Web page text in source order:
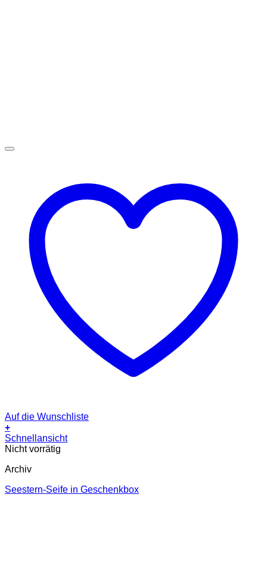
Auf die Wunschliste
+
Schnellansicht
Nicht vorrätig
Archiv
Seestern-Seife in Geschenkbox